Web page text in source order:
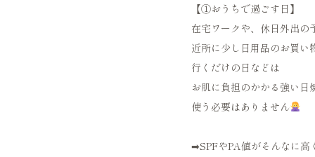
【①おうちで過ごす日】
在宅ワークや、休日外出の
近所に少し日用品のお買い
行くだけの日などは
お肌に負担のかかる強い日
使う必要はありません
➡︎SPFやPA値がそんなに高